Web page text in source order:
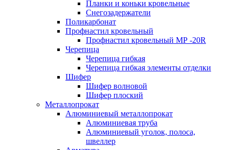
Планки и коньки кровельные
Снегозадержатели
Поликарбонат
Профнастил кровельный
Профнастил кровельный МР -20R
Черепица
Черепица гибкая
Черепица гибкая элементы отделки
Шифер
Шифер волновой
Шифер плоский
Металлопрокат
Алюминиевый металлопрокат
Алюминиевая труба
Алюминиевый уголок, полоса,
швеллер